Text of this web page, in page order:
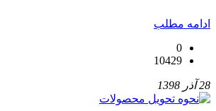
ادامه مطلب
0
10429
28 آذر 1398